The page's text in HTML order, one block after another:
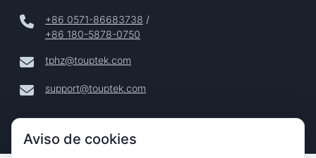
+86 0571-86683738 /
+86 180-5878-0750
tphz@touptek.com
support@touptek.com
Aviso de cookies